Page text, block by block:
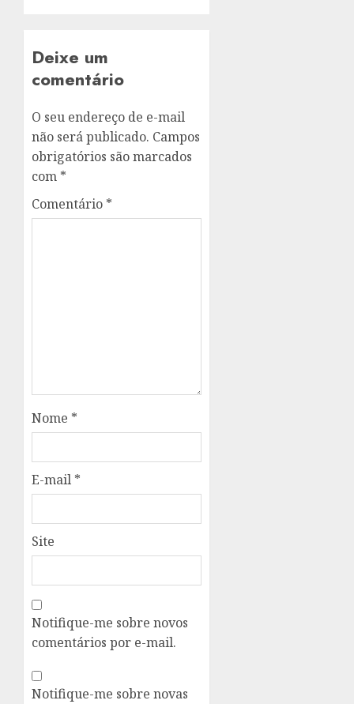
Deixe um
comentário
O seu endereço de e-mail
não será publicado. Campos
obrigatórios são marcados
com *
Comentário *
Nome *
E-mail *
Site
Notifique-me sobre novos
comentários por e-mail.
Notifique-me sobre novas